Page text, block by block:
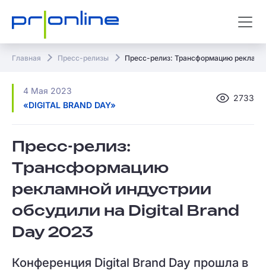
Главная Пресс-релизы Пресс-релиз: Трансформацию
4 Мая 2023
«DIGITAL BRAND DAY»
2733
Пресс-релиз:
Трансформацию
рекламной индустрии
обсудили на Digital Brand
Day 2023
Конференция Digital Brand Day прошла в